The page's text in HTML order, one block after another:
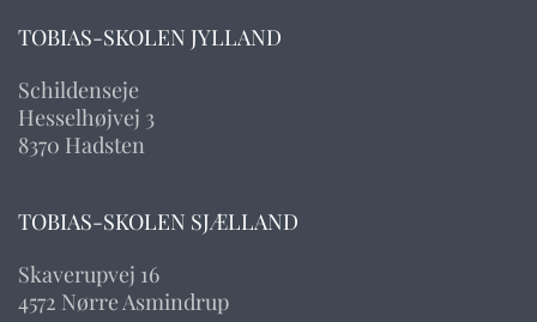
TOBIAS-SKOLEN JYLLAND
Schildenseje
Hesselhøjvej 3
8370 Hadsten
TOBIAS-SKOLEN SJÆLLAND
Skaverupvej 16
4572 Nørre Asmindrup